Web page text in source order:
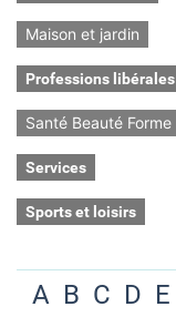
Maison et jardin
Professions libérales
Santé Beauté Forme
Services
Sports et loisirs
A B C D E